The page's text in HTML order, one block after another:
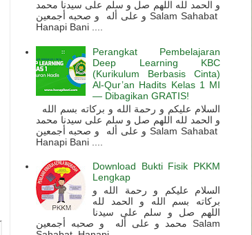
و الحمد لله اللهم صل و سلم على سيدنا محمد
و على أله و صحبه أجمعين Salam Sahabat
Hanapi Bani ....
Perangkat Pembelajaran
Deep Learning KBC
(Kurikulum Berbasis Cinta)
Al-Qur’an Hadits Kelas 1 MI
— Dibagikan GRATIS!
و الحمد لله اللهم صل و سلم على سيدنا محمد
و على أله و صحبه أجمعين Salam Sahabat
Hanapi Bani ....
Download Bukti Fisik PKKM
Lengkap
السلام عليكم و رحمة الله و
بركاته بسم الله و الحمد لله
اللهم صل و سلم على سيدنا
محمد و على أله و صحبه أجمعين Salam